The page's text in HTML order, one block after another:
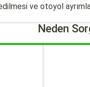
ve otoyol
Neden